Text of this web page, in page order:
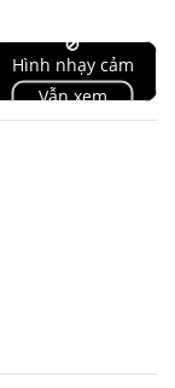
🚫
Hình nhạy cảm
Vẫn xem